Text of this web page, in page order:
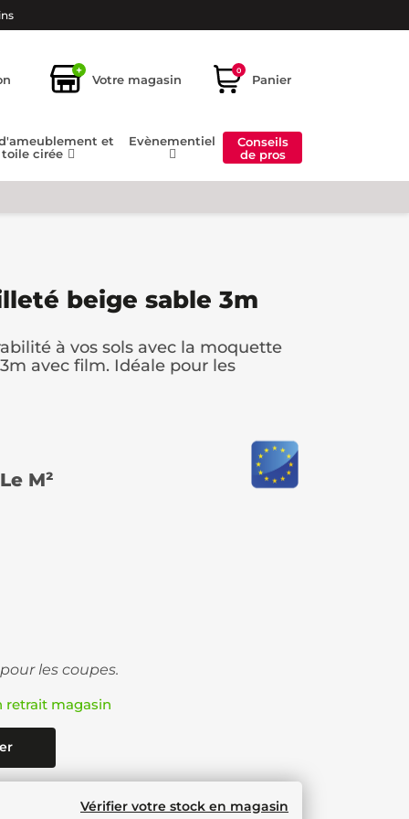
+
Votre magasin
0
Panier
et
toile cirée
Evènementiel
Conseils
de pros
beige sable 3m
à vos sols avec la moquette
avec film. Idéale pour les
Le M²
les coupes.
retrait magasin
Vérifier votre stock en magasin